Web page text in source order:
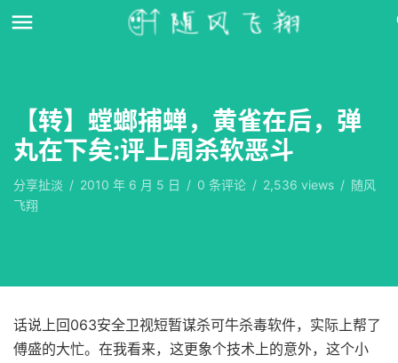
【转】螳螂捕蝉，黄雀在后，弹
丸在下矣:评上周杀软恶斗
分享扯淡 / 2010 年 6 月 5 日 / 0 条评论 / 2,536 views / 随风
飞翔
话说上回063安全卫视短暂谋杀可牛杀毒软件，实际上帮了
傅盛的大忙。在我看来，这更象个技术上的意外，这个小